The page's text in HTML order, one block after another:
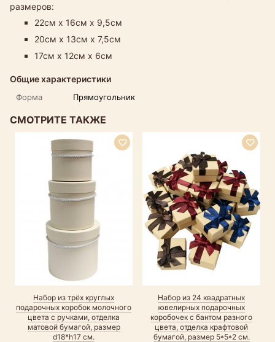
размеров:
22см х 16см х 9,5см
20см х 13см х 7,5см
17см х 12см х 6см
Общие характеристики
Форма Прямоугольник
СМОТРИТЕ ТАКЖЕ
Набор из трёх круглых
подарочных коробок молочного
цвета с ручками, отделка
матовой бумагой, размер
d18*h17 см.
Набор из 24 квадратных
ювелирных подарочных
коробочек с бантом разного
цвета, отделка крафтовой
бумагой, размер 5*5*2 см.